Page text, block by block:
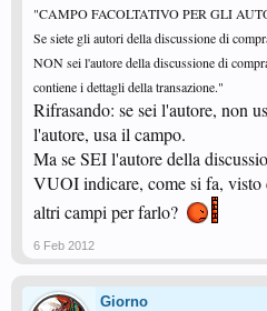
"CAMPO FACOLTATIVO PER GLI
Se siete gli autori della discussione di
NON sei l'autore della discussione di
contiene i dettagli della transazione."
Rifrasando: se sei l'autore, non
l'autore, usa il campo.
Ma se SEI l'autore della
VUOI indicare, come si fa, visto
altri campi per farlo?
6 Feb 2012
Giorno